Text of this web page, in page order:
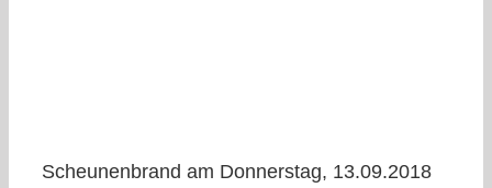
Scheunenbrand am Donnerstag, 13.09.2018